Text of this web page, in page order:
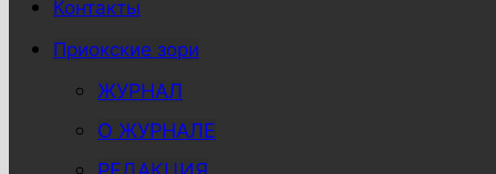
Контакты
Приокские зори
ЖУРНАЛ
О ЖУРНАЛЕ